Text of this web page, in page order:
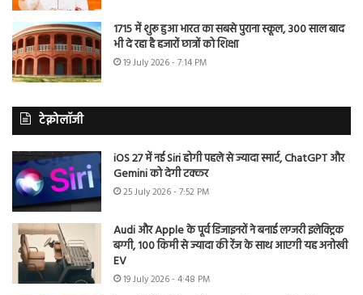
1715 में शुरू हुआ भारत का सबसे पुराना स्कूल, 300 साल बाद
भी दे रहा है हजारों छात्रों को शिक्षा
19 July 2026 - 7:14 PM
टेक्नोलॉजी
iOS 27 में नई Siri होगी पहले से ज्यादा स्मार्ट, ChatGPT और
Gemini को देगी टक्कर
25 July 2026 - 7:52 PM
Audi और Apple के पूर्व डिजाइनरों ने बनाई लग्जरी इलेक्ट्रिक
बग्गी, 100 किमी से ज्यादा की रेंज के साथ आएगी यह अनोखी
EV
19 July 2026 - 4:48 PM